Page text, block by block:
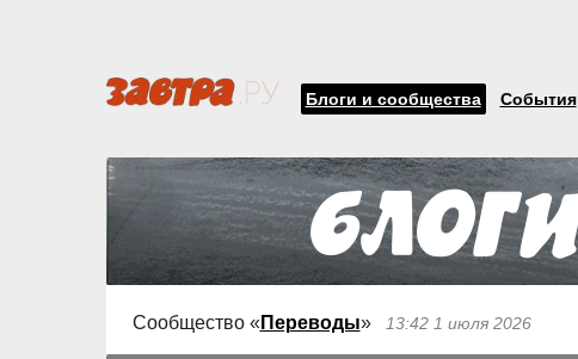
Блоги и сообщества События
Сообщество « Переводы» 13:42 1 июля 2026